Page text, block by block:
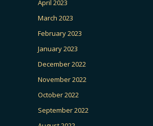
April 2023
March 2023
February 2023
January 2023
December 2022
November 2022
October 2022
September 2022